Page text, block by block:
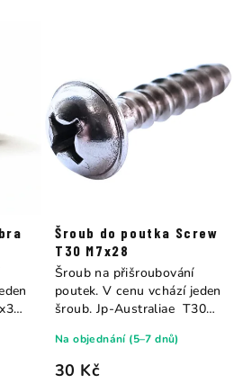
Šroub do poutka Screw
T30 M7x28
30 Kč
Na objednání (5–7 dnů)
Šroub na přišroubování
poutek. V cenu vchází jeden
šroub. Jp-Australiae T30